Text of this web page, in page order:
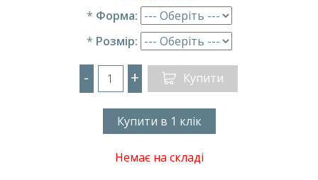
* Форма:
* Розмір:
- + Купити
Купити в 1 клік
Немає на складі